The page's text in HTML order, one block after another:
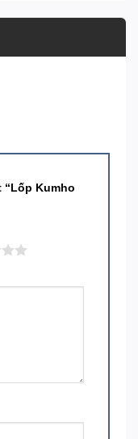
Kumho